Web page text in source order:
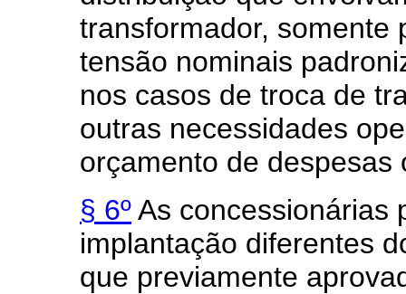
transformador, somente
tensão nominais
nos casos de troca de
outras necessidades
orçamento de despesas
§ 6ºAs concessionárias
implantação diferentes
que previamente